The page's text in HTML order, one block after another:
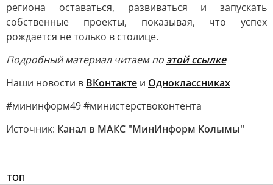
региона оставаться, развиваться и запускать
собственные проекты, показывая, что успех
рождается не только в столице.
Подробный материал читаем поэтой ссылке
Наши новости в ВКонтакте и Одноклассниках
#мининформ49 #министерствоконтента
Источник: Канал в МАКС "МинИнформ Колымы"
ТОП